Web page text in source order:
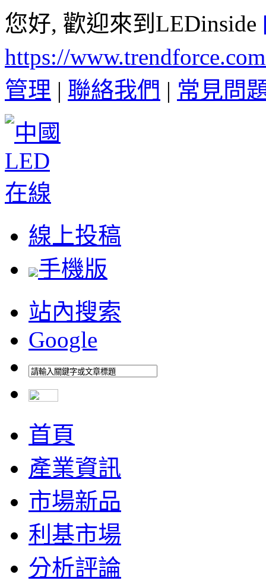
您好, 歡迎來到LEDinside
https://
管理 | 聯絡我們 | 常見問
線上投稿
手機版
站內搜索
Google
首頁
產業資訊
市場新品
利基市場
分析評論